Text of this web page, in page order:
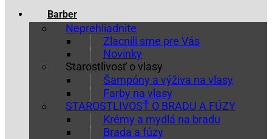
Barber
Neprehliadnite
Zlacnili sme pre Vás
Novinky
Starostlivosť o vlasy
Šampóny a výživa na vlasy
Farby na vlasy
STAROSTLIVOSŤ O BRADU A FÚZY
Krémy a mydlá na bradu
Brada a fúzy